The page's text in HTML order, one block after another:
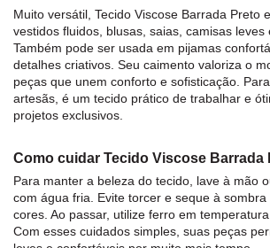
Muito versátil, Tecido Viscose Barrada Preto
vestidos fluidos, blusas, saias, camisas leves
Também pode ser usada em pijamas
detalhes criativos. Seu caimento valoriza o
peças que unem conforto e sofisticação.
artesãs, é um tecido prático de trabalhar e
projetos exclusivos.
Como cuidar Tecido Viscose Barrada
Para manter a beleza do tecido , lave à mão
com água fria. Evite torcer e seque à
cores. Ao passar, utilize ferro em
Com esses cuidados simples, suas peças